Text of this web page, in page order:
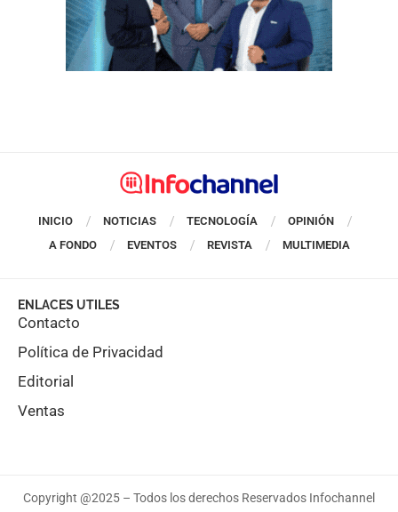
INICIO NOTICIAS TECNOLOGÍA
OPINIÓN
A FONDO
EVENTOS REVISTA MULTIMEDIA
ENLACES UTILES
Contacto
Política de Privacidad
Editorial
Ventas
Copyright @2025 – Todos los derechos Reservados Infochannel